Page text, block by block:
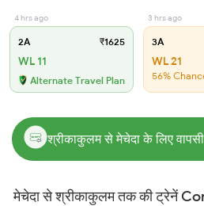
4 hrs ago
2A ₹1625
WL 11
Alternate Travel Plan
3 hrs ago
3A
WL 21
56%
श्रीकाकुलम से मेचेदा के लिए
मेचेदा से श्रीकाकुलम तक की ट्रेनें